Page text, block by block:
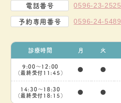
電話番号 0596-23-2525
予約専用番号 0596-24-5489
診療時間 月 火
9:00～12:00
（最終受付11:45）
● ●
14:30～18:30
（最終受付18:15）
● ●